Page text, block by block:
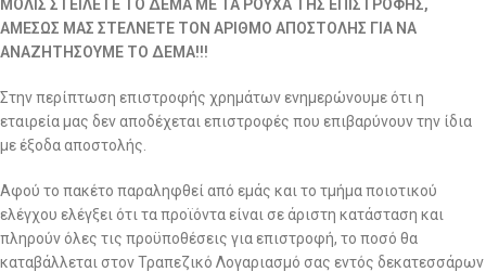
ΜΟΛΙΣ ΣΤΕΙΛΕΤΕ ΤΟ ΔΕΜΑ ΜΕ ΤΑ ΡΟΥΧΑ ΤΗΣ ΕΠΙΣΤΡΟΦΗΣ,
ΑΜΕΣΩΣ ΜΑΣ ΣΤΕΛΝΕΤΕ ΤΟΝ ΑΡΙΘΜΟ ΑΠΟΣΤΟΛΗΣ ΓΙΑ ΝΑ
ΑΝΑΖΗΤΗΣΟΥΜΕ ΤΟ ΔΕΜΑ!!!
Στην περίπτωση επιστροφής χρημάτων ενημερώνουμε ότι η
εταιρεία μας δεν αποδέχεται επιστροφές που επιβαρύνουν την ίδια
με έξοδα αποστολής.
Αφού το πακέτο παραληφθεί από εμάς και το τμήμα ποιοτικού
ελέγχου ελέγξει ότι τα προϊόντα είναι σε άριστη κατάσταση και
πληρούν όλες τις προϋποθέσεις για επιστροφή, το ποσό θα
καταβάλλεται στον Τραπεζικό Λογαριασμό σας εντός δεκατεσσάρων